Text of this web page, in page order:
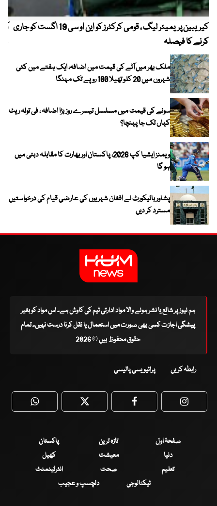
کیریبین پریمیئر لیگ ، قومی کرکٹرز کو این او سی 19 اگست کو جاری
کرنے کا فیصلہ
ملک بھر میں آٹے کی قیمت میں اضافہ، ایک ہفتے میں کئی
شہروں میں 20 کلو تھیلا 100 روپے تک مہنگا
سونے کی قیمت میں مسلسل تیسرے روز بڑا اضافہ ، فی تولہ ریٹ
کہاں تک جا پہنچا؟
ویمنز ایشیا کپ 2026، پاکستان اور بھارت کا مقابلہ دبئی میں
ہو گا
پشاور ہائیکورٹ نے افغان شہریوں کی عارضی قیام کی درخواستیں
مسترد کر دیں
ہم نیوز پر شائع یا نشر ہونے والا مواد ادارتی ٹیم کی کاوش ہے۔ اس مواد کو بغیر
پیشگی اجازت کسی بھی صورت میں استعمال یا نقل کرنا درست نہیں۔ تمام
حقوق محفوظ ہیں © 2026
رابطہ کریں پرائیویسی پالیسی
WhatsApp Twitter Facebook
صفحۂ اول تازہ ترین
پاکستان
دنیا
معیشت
کھیل
تعلیم
صحت
انٹرٹینمنٹ
ٹیکنالوجی
دلچسپ و عجیب